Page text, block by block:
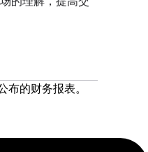
的财务报表。